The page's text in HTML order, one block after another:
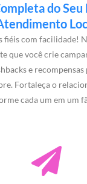
do
fiéis com facilidade!
que você crie
e
Fortaleça o
cada um em um